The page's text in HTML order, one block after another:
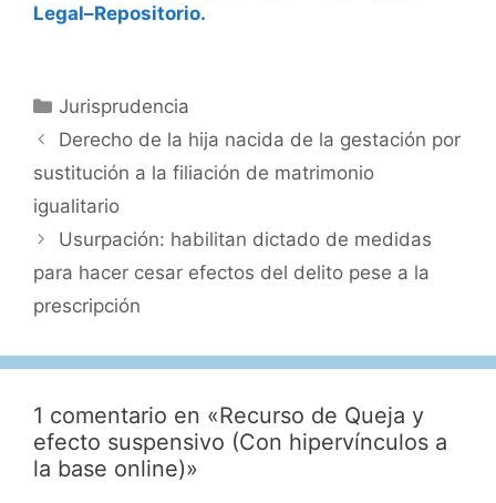
Legal–Repositorio.
Categorías
Jurisprudencia
Derecho de la hija nacida de la gestación por
sustitución a la filiación de matrimonio
igualitario
Usurpación: habilitan dictado de medidas
para hacer cesar efectos del delito pese a la
prescripción
1 comentario en «Recurso de Queja y
efecto suspensivo (Con hipervínculos a
la base online)»